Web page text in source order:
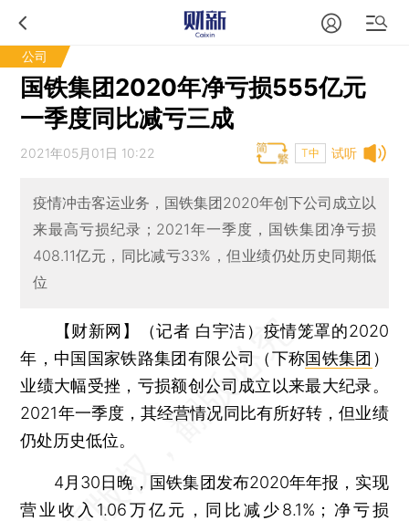
公司
国铁集团2020年净亏损555亿元
一季度同比减亏三成
试听
2021年05月01日 10:22 T中
疫情冲击客运业务，国铁集团2020年创下公司成立以
来最高亏损纪录；2021年一季度，国铁集团净亏损
408.11亿元，同比减亏33%，但业绩仍处历史同期低
位
【财新网】（记者 白宇洁） 疫情笼罩的2020
年，中国国家铁路集团有限公司（下称国铁集团 ）
业绩大幅受挫，亏损额创公司成立以来最大纪录。
2021年一季度，其经营情况同比有所好转，但业绩
仍处历史低位。
4月30日晚，国铁集团发布2020年年报，实现
营业收入1.06万亿元，同比减少8.1%；净亏损